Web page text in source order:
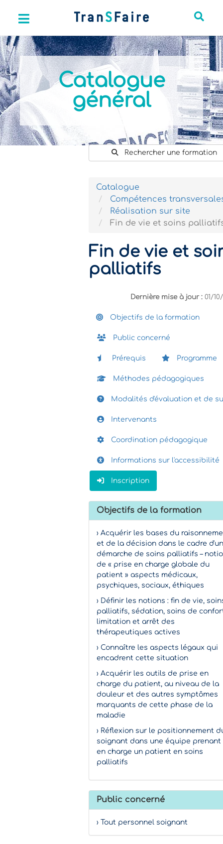
Catalogue
général
Rechercher une formation
Catalogue
Compétences
Réalisation sur site
Fin de vie et soins
Fin de vie et
palliatifs
Dernière mise à jour : 01/
Objectifs de la formation
Public concerné
Prérequis Programme
Méthodes pédagogiques
Modalités d'évaluation et de
Intervenants
Coordination pédagogique
Informations sur l'accessibilité
Inscription
Objectifs de la formation
› Acquérir les bases du
et de la décision dans le cadre
démarche de soins palliatifs –
de « prise en charge globale du
patient » aspects médicaux,
psychiques, sociaux, éthiques
› Définir les notions : fin de vie,
palliatifs, sédation, soins de
limitation et arrêt des
thérapeutiques actives
› Connaître les aspects légaux qui
encadrent cette situation
› Acquérir les outils de prise en
charge du patient, au niveau de la
douleur et des autres symptômes
marquants de cette phase de la
maladie
› Réflexion sur le positionnement
soignant dans une équipe prenant
en charge un patient en soins
palliatifs
Public concerné
› Tout personnel soignant